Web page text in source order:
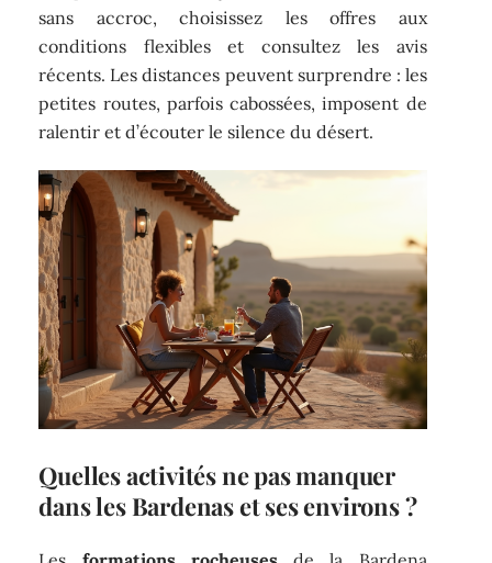
sans accroc, choisissez les offres aux
conditions flexibles et consultez les avis
récents. Les distances peuvent surprendre : les
petites routes, parfois cabossées, imposent de
ralentir et d’écouter le silence du désert.
Quelles activités ne pas manquer
dans les Bardenas et ses environs ?